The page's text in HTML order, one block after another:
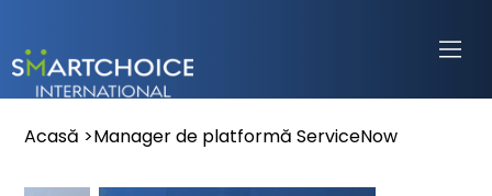
Acasă >Manager de platformă ServiceNow